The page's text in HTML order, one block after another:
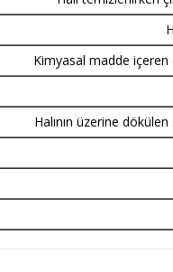
Kimyasal madde
Halının üzerine